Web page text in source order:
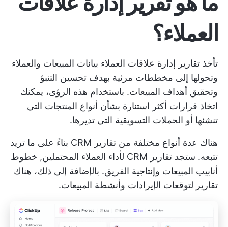
العملاء؟
تأخذ تقارير إدارة علاقات العملاء بيانات المبيعات والعملاء
وتحولها إلى مخططات مرئية بهدف تحسين التنبؤ
وتحقيق أهداف المبيعات. باستخدام هذه الرؤى، يمكنك
اتخاذ قرارات أكثر استنارة بشأن أنواع المنتجات التي
تنشئها أو الحملات التسويقية التي تديرها.
هناك عدة أنواع مختلفة من تقارير CRM بناءً على ما تريد
تتبعه. ستجد تقارير CRM لأداء العملاء المحتملين,
خطوط
أنابيب المبيعات وإنتاجية الفريق. بالإضافة إلى ذلك، هناك
تقارير لتوقعات الإيرادات وأنشطة المبيعات.